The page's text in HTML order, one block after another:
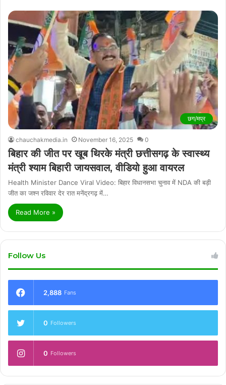
छग/मप्र
chauchakmedia.in November 16, 2025 0
बिहार की जीत पर खूब थिरके मंत्री छत्तीसगढ़ के स्वास्थ्य
मंत्री श्याम बिहारी जायसवाल, वीडियो हुआ वायरल
Health Minister Dance Viral Video: बिहार विधानसभा चुनाव में NDA की बड़ी
जीत का जश्न रविवार देर रात मनेंद्रगढ़ में…
Read More »
Follow Us
2,888 Fans
0 Followers
0 Followers